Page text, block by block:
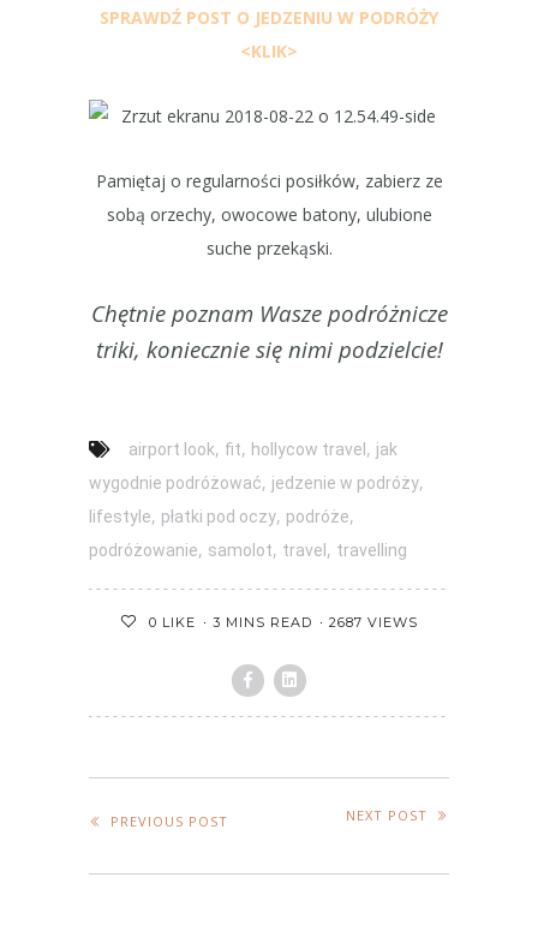
SPRAWDŹ POST O JEDZENIU W PODRÓŻY
<KLIK>
Pamiętaj o regularności posiłków, zabierz ze
sobą orzechy, owocowe batony, ulubione
suche przekąski.
Chętnie poznam Wasze podróżnicze
triki, koniecznie się nimi podzielcie!
airport look, fit, hollycow travel , jak
wygodnie podróżować, jedzenie w podróży,
lifestyle, płatki pod oczy, podróże,
podróżowanie, samolot, travel , travelling
0 LIKE 3 MINS READ 2687 VIEWS
PREVIOUS POST NEXT POST